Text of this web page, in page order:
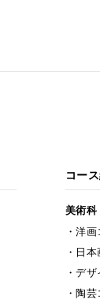
コー
美術科
洋画
日
デザ
陶芸